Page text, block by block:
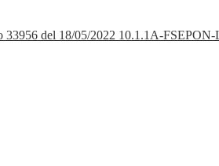
del 18/05/2022 10.1.1A-